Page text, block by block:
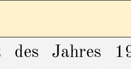
des Jahres